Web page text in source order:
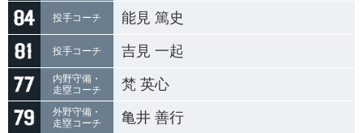
投手コーチ 能見 篤史
投手コーチ 吉見 一起
内野守備・
走塁コーチ
梵 英心
外野守備・
走塁コーチ
亀井 善行